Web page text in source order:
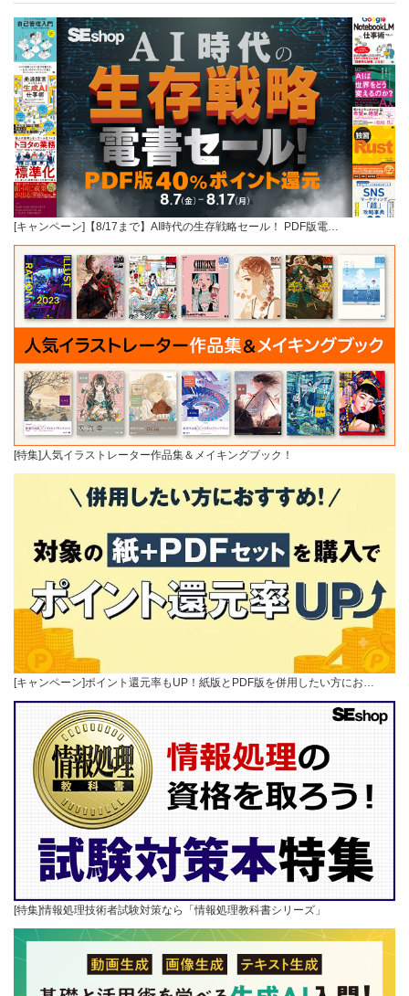
[キャンペーン]【8/17まで】AI時代の生存戦略セール！ PDF版電…
[特集]人気イラストレーター作品集＆メイキングブック！
[キャンペーン]ポイント還元率もUP！紙版とPDF版を併用したい方にお…
[特集]情報処理技術者試験対策なら「情報処理教科書シリーズ」